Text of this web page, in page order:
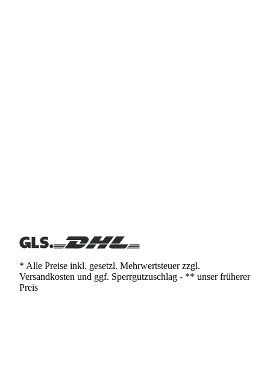
* Alle Preise inkl. gesetzl. Mehrwertsteuer zzgl.
Versandkosten und ggf. Sperrgutzuschlag - ** unser früherer
Preis